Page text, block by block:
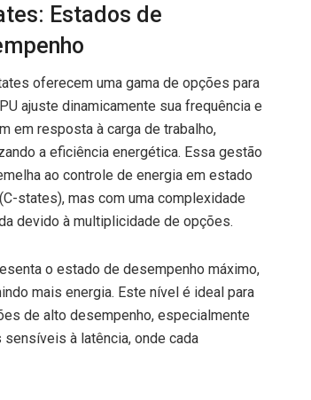
Estados de
oferecem uma gama de opções para
ajuste dinamicamente sua frequência e
em resposta à carga de trabalho,
a eficiência energética. Essa gestão
ao controle de energia em estado
states), mas com uma complexidade
devido à multiplicidade de opções.
o estado de desempenho máximo,
mais energia. Este nível é ideal para
de alto desempenho, especialmente
sensíveis à latência, onde cada